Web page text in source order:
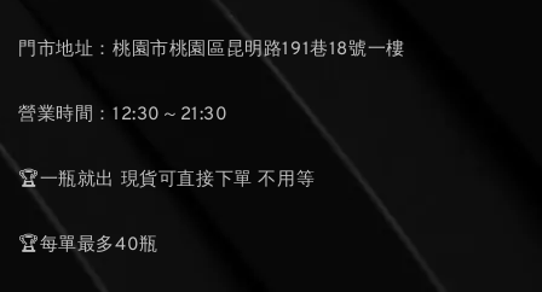
門市地址：桃園市桃園區昆明路191巷18號一樓
營業時間：12:30～21:30
🏆一瓶就出 現貨可直接下單 不用等
🏆每單最多40瓶